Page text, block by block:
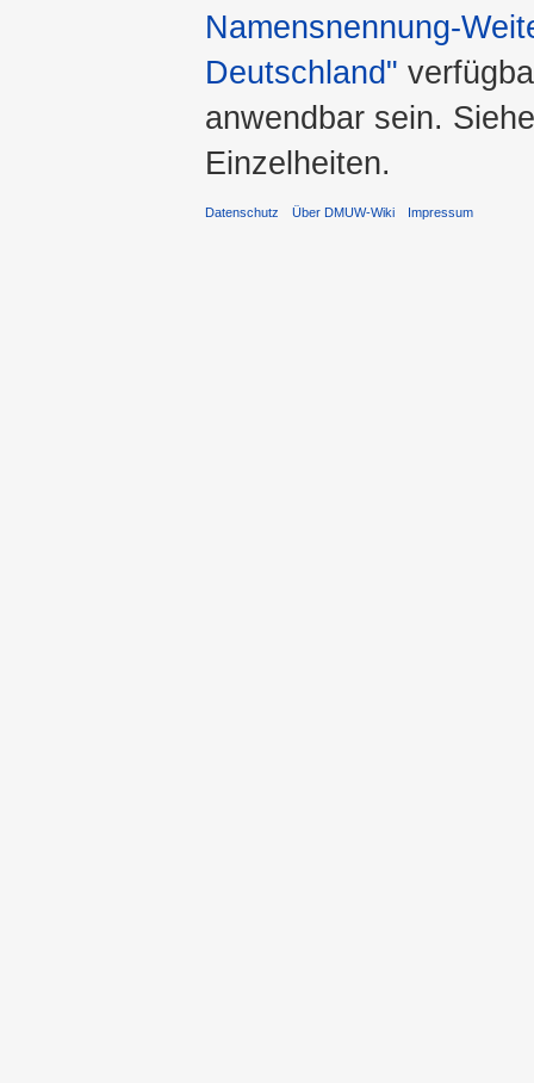
Namensnennung-
Deutschland"
anwendbar sein.
Einzelheiten.
Datenschutz Über DMUW-Wiki Impressum